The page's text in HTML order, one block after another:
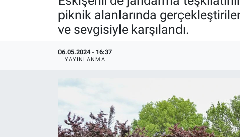
piknik alanlarında
ve sevgisiyle karşılandı.
06.05.2024 - 16:37
YAYINLANMA
Röportaj
Son Dakika Haberleri